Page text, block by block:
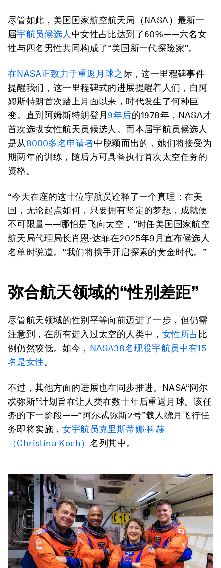
尽管如此，美国国家航空航天局（NASA）最新一
届宇航员候选人 中女性占比达到了60%——六名女
性与四名男性共同构成了“美国新一代探险家”。
在NASA正致力于重返月球之 际，这一里程碑事件
提醒我们，这一里程碑式的进展提醒着人们，自阿
姆斯特朗首次踏上月面以来，时代发生了何种巨
变。直到阿姆斯特朗登月 9年后的1978年，NASA才
首次选拔女性航天员候选人。而本届宇航员候选人
是从8000多名申请者中脱颖而出的，她们将接受为
期两年的训练，随后方可具备执行首次太空任务的
资格。
“今天在座的这十位宇航员诠释了一个真理：在美
国，无论起点如何，只要拥有坚定的梦想，成就便
不可限量——哪怕是飞向太空，”时任美国国家航空
航天局代理局长肖恩·达菲在2025年9月宣布候选人
名单时说道。“我们将携手开启探索的黄金时代。”
弥合航天领域的“性别差距”
尽管航天领域的性别平等向前迈进了一步，但仍需
注意到，在所有进入过太空的人类中， 女性所占 比
例仍然较低。如今， NASA38名现役宇航员中有15
名是女性。
不过，其他方面的进展也在同步推进。NASA“阿尔
忒弥斯”计划旨在让人类在数十年后重返月球。该任
务的下一阶段——“阿尔忒弥斯2号”载人绕月飞行任
务即将实施，女宇航员克里斯蒂娜·科赫
（Christina Koch）名列其中。